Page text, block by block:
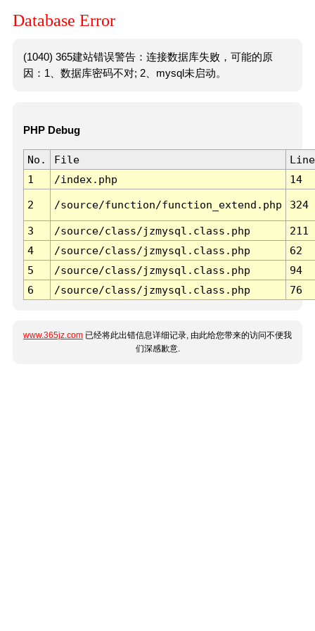
Database Error
(1040) 365建站错误警告：连接数据库失败，可能的原
因：1、数据库密码不对; 2、mysql未启动。
PHP Debug
No. File
Line
1
/index.php 14
2 /source/function/function_extend.php 324
3 /source/class/jzmysql.class.php
211
4
/source/class/jzmysql.class.php
62
5
/source/class/jzmysql.class.php
94
6
/source/class/jzmysql.class.php 76
www.365jz.com 已经将此出错信息详细记录, 由此给您带来的访问不便我
们深感歉意.